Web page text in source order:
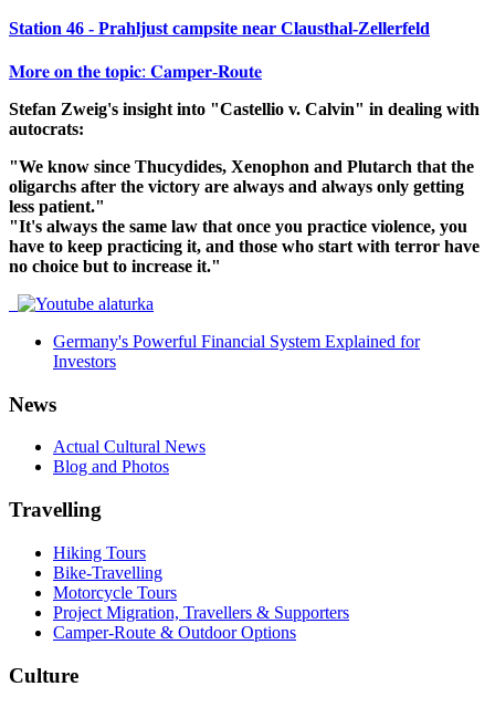
Station 46 - Prahljust campsite near Clausthal-Zellerfeld
𝐌𝐨𝐫𝐞 𝐨𝐧 𝐭𝐡𝐞 𝐭𝐨𝐩𝐢𝐜: 𝐂𝐚𝐦𝐩𝐞𝐫-𝐑𝐨𝐮𝐭𝐞
Stefan Zweig's insight into "Castellio v. Calvin" in dealing with
autocrats:
"We know since Thucydides, Xenophon and Plutarch that the
oligarchs after the victory are always and always only getting
less patient."
"It's always the same law that once you practice violence, you
have to keep practicing it, and those who start with terror have
no choice but to increase it."
Germany's Powerful Financial System Explained for
Investors
News
Actual Cultural News
Blog and Photos
Travelling
Hiking Tours
Bike-Travelling
Motorcycle Tours
Project Migration, Travellers & Supporters
Camper-Route & Outdoor Options
Culture